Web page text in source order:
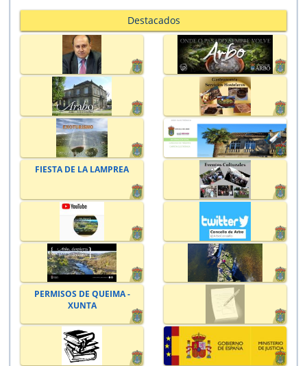
Destacados
FIESTA DE LA LAMPREA
PERMISOS DE QUEIMA -
XUNTA